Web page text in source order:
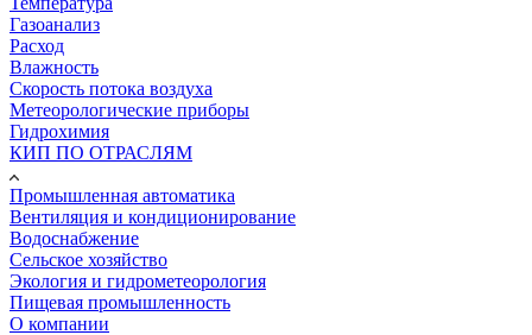
Газоанализ
Расход
Влажность
Скорость потока воздуха
Метеорологические приборы
Гидрохимия
КИП ПО ОТРАСЛЯМ
Промышленная автоматика
Вентиляция и кондиционирование
Водоснабжение
Сельское хозяйство
Экология и гидрометеорология
Пищевая промышленность
О компании